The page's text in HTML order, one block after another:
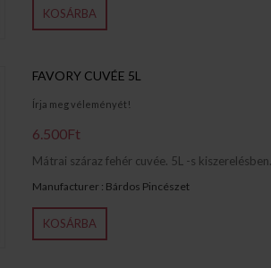
KOSÁRBA
FAVORY CUVÉE 5L
Írja meg véleményét!
6.500Ft
Mátrai száraz fehér cuvée. 5L -s
Manufacturer : Bárdos Pincészet
KOSÁRBA